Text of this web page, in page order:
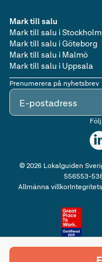
Mark till salu
Mark till salu i Stockholm
Mark till salu i Göteborg
Mark till salu i Malmö
Mark till salu i Uppsala
Prenumerera på nyhetsbrev
E-postadress
©2026Lokalguiden
556553-
Allmänna villkor